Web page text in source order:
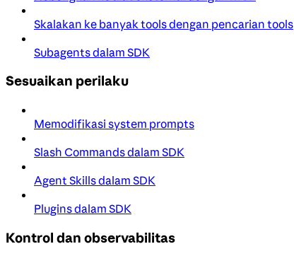
Skalakan ke banyak tools dengan pencarian tools
Subagents dalam SDK
Sesuaikan perilaku
Memodifikasi system prompts
Slash Commands dalam SDK
Agent Skills dalam SDK
Plugins dalam SDK
Kontrol dan observabilitas